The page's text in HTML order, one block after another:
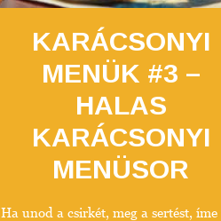
KARÁCSONYI
MENÜK #3 –
HALAS
KARÁCSONYI
MENÜSOR
Ha unod a csirkét, meg a sertést, íme